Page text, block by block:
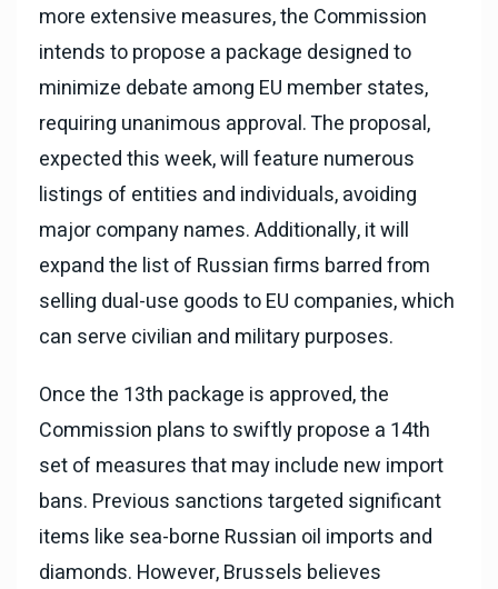
more extensive measures, the Commission
intends to propose a package designed to
minimize debate among EU member states,
requiring unanimous approval. The proposal,
expected this week, will feature numerous
listings of entities and individuals, avoiding
major company names. Additionally, it will
expand the list of Russian firms barred from
selling dual-use goods to EU companies, which
can serve civilian and military purposes.
Once the 13th package is approved, the
Commission plans to swiftly propose a 14th
set of measures that may include new import
bans. Previous sanctions targeted significant
items like sea-borne Russian oil imports and
diamonds. However, Brussels believes